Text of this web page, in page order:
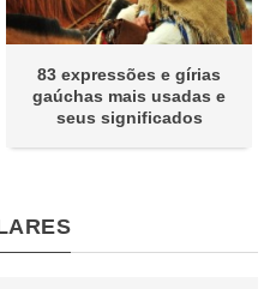
83 expressões e gírias
gaúchas mais usadas e
seus significados